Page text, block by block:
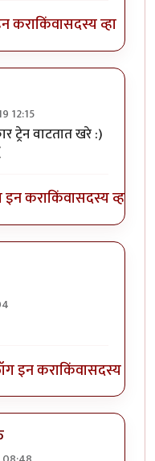
कराकिंवासदस्य व्हा
12:15
भरोशावरbyडॉ सुहास म्हात्रे
ट्रेन वाटतात खरे :)
इन कराकिंवासदस्य व्हा
इन कराकिंवासदस्य व्हा